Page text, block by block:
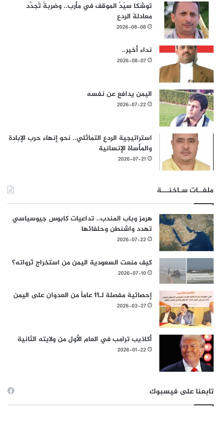
توشكا سيّدُ الموقف في مأرب.. وضربةٌ تُجدِّد
معادلةَ الردع
2026-08-08
نداء أخير..
2026-08-07
اليمن يدافع عن نفسه
2026-07-22
استراتيجية الردع التماثلي.. نحو إنهاء حرب الإبادة
والمأساة الإنسانية
2026-07-21
ملفــات سـاخنـــة
هرمز وباب المندب.. تداعيات كابوس جيوسياسي
تهدد واشنطن وحلفائها
2026-07-22
كيف منعت السعودية اليمن من استخراج ثرواته؟
2026-07-10
إحصائية مفصلة لـ11 عاماً من العدوان على اليمن
2026-03-27
أكاذيب ترامب في العام الأول من ولايته الثانية
2026-01-22
تابعنا على فيسبوك